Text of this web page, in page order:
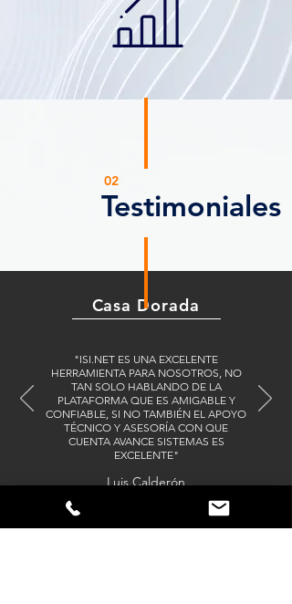
02
Testimoniales
Casa Dorada
​"ISI.NET ES UNA EXCELENTE
HERRAMIENTA PARA NOSOTROS, NO
TAN SOLO HABLANDO DE LA
PLATAFORMA QUE ES AMIGABLE Y
CONFIABLE, SI NO TAMBIÉN EL APOYO
TÉCNICO Y ASESORÍA CON QUE
CUENTA AVANCE SISTEMAS ES
EXCELENTE"
Luis Calderón